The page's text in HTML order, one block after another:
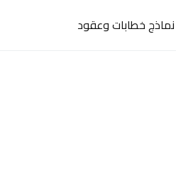
نماذج خطابات وعقود